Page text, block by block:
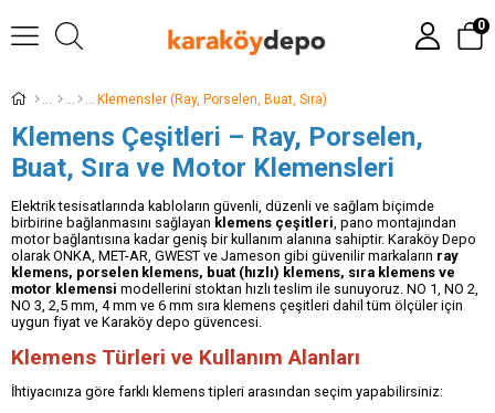
0
Klemensler (Ray, Porselen, Buat, Sıra)
Klemens Çeşitleri – Ray, Porselen,
Buat, Sıra ve Motor Klemensleri
Elektrik tesisatlarında kabloların güvenli, düzenli ve sağlam biçimde
birbirine bağlanmasını sağlayan klemens çeşitleri , pano montajından
motor bağlantısına kadar geniş bir kullanım alanına sahiptir. Karaköy Depo
olarak ONKA, MET-AR, GWEST ve Jameson gibi güvenilir markaların ray
klemens, porselen klemens, buat (hızlı) klemens, sıra klemens ve
motor klemensi modellerini stoktan hızlı teslim ile sunuyoruz. NO 1, NO 2,
NO 3, 2,5 mm, 4 mm ve 6 mm sıra klemens çeşitleri dahil tüm ölçüler için
uygun fiyat ve Karaköy depo güvencesi.
Klemens Türleri ve Kullanım Alanları
İhtiyacınıza göre farklı klemens tipleri arasından seçim yapabilirsiniz: